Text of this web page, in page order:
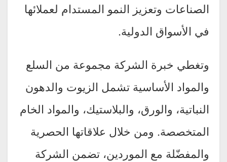
الصناعات وتعزيز النمو المستدام لعملائها
في الأسواق الدولية.
وتغطي خبرة الشركة مجموعة من السلع
والمواد الأساسية تشمل الزيوت والدهون
النباتية، والورق، والبلاستيك، والمواد الخام
المتخصصة. ومن خلال علاقاتها الحصرية
والمفضّلة مع الموردين، تضمن الشركة